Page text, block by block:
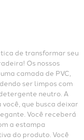
de transformar seu
Os nossos
camada de PVC,
ser limpos com
neutro. A
que busca deixar
Você receberá
a estampa
do produto. Você